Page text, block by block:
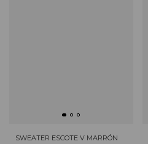
SWEATER ESCOTE V MARRÓN